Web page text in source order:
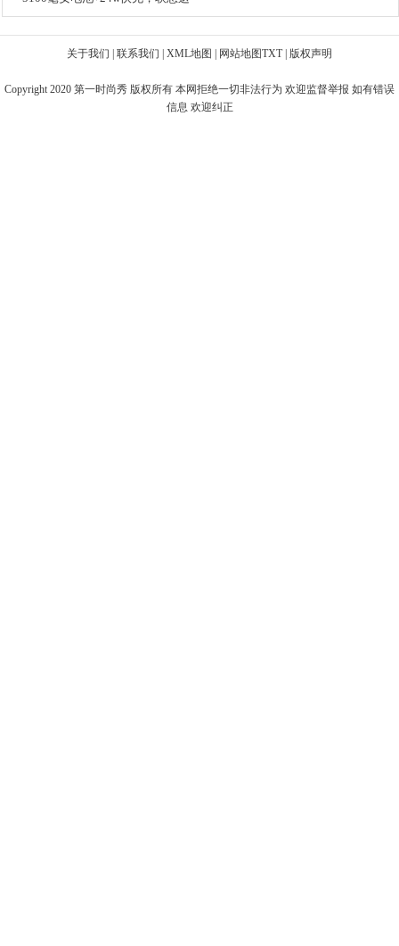
关于我们 联系我们 XML地图 网站地图TXT| 版权声明
Copyright 2020 第一时尚秀 版权所有 本网拒绝一切非法行为 欢迎监督举报 如有错误
信息 欢迎纠正